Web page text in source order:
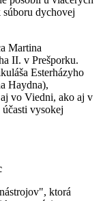
dychovej
Martina
II. v Prešporku.
Esterházyho
Haydna),
vo Viedni, ako aj v
vysokej
ktorá